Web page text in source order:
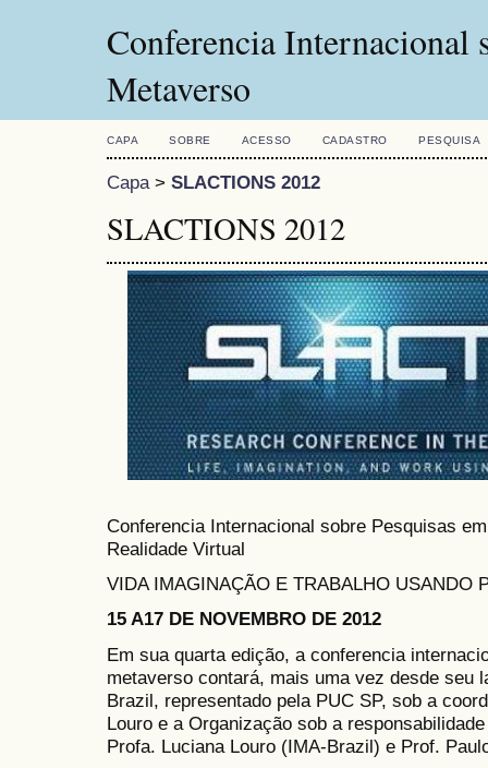
Conferencia Internacional
Metaverso
CAPA SOBRE ACESSO CADASTRO PESQUISA
Capa> SLACTIONS 2012
SLACTIONS 2012
Conferencia Internacional sobre Pesquisas
Realidade Virtual
VIDA IMAGINAÇÃO E TRABALHO USANDO
15 A17 DE NOVEMBRO DE 2012
Em sua quarta edição, a conferencia
metaverso contará, mais uma vez desde seu
Brazil, representado pela PUC SP, sob a
Louro e a Organização sob a
Profa. Luciana Louro (IMA-Brazil) e Prof.